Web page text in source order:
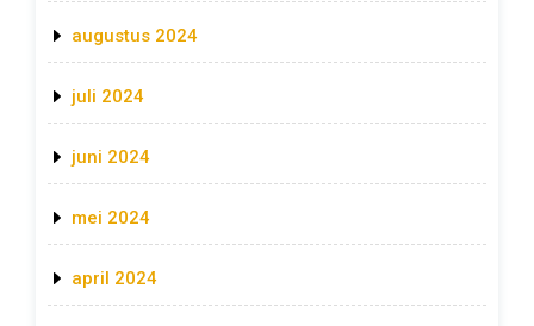
augustus 2024
juli 2024
juni 2024
mei 2024
april 2024